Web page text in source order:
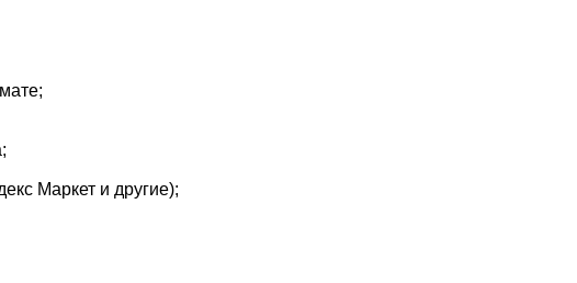
Маркет и другие);